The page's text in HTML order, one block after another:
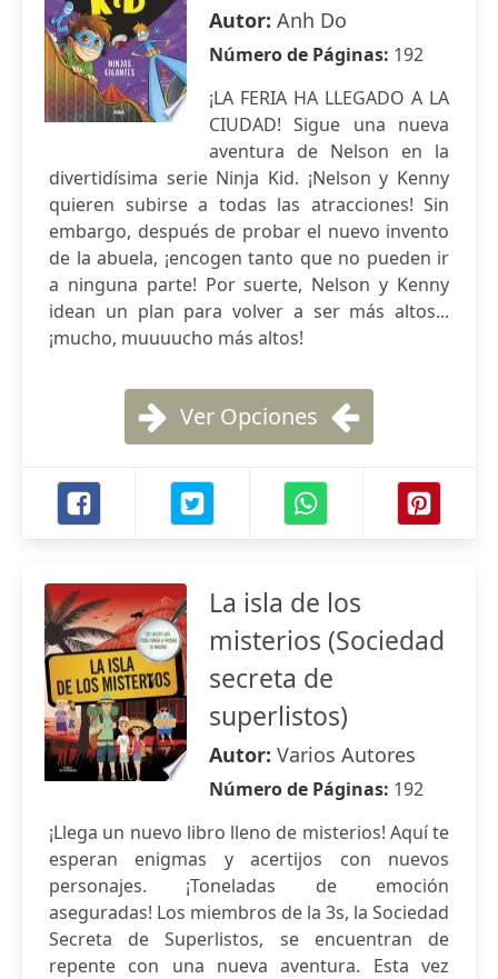
Autor: Anh Do
Número de Páginas: 192
¡LA FERIA HA LLEGADO A LA
CIUDAD! Sigue una nueva
aventura de Nelson en la
divertidísima serie Ninja Kid. ¡Nelson y Kenny
quieren subirse a todas las atracciones! Sin
embargo, después de probar el nuevo invento
de la abuela, ¡encogen tanto que no pueden ir
a ninguna parte! Por suerte, Nelson y Kenny
idean un plan para volver a ser más altos...
¡mucho, muuuucho más altos!
Ver Opciones
La isla de los
misterios (Sociedad
secreta de
superlistos)
Autor: Varios Autores
Número de Páginas: 192
¡Llega un nuevo libro lleno de misterios! Aquí te
esperan enigmas y acertijos con nuevos
personajes. ¡Toneladas de emoción
aseguradas! Los miembros de la 3s, la Sociedad
Secreta de Superlistos, se encuentran de
repente con una nueva aventura. Esta vez